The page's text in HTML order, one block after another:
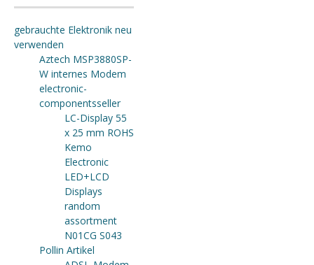
gebrauchte Elektronik neu
verwenden
Aztech MSP3880SP-
W internes Modem
electronic-
componentsseller
LC-Display 55
x 25 mm ROHS
Kemo
Electronic
LED+LCD
Displays
random
assortment
N01CG S043
Pollin Artikel